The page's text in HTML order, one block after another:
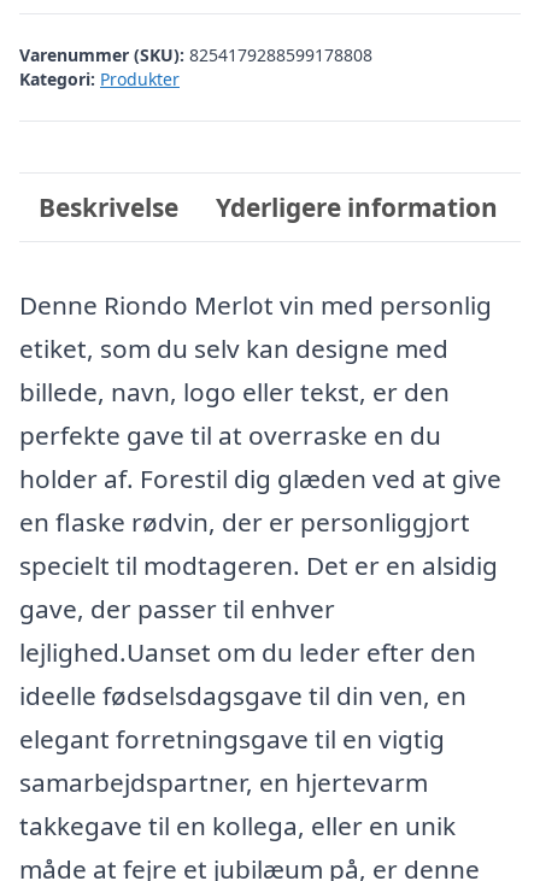
Varenummer (SKU): 8254179288599178808
Kategori: Produkter
Beskrivelse Yderligere information
Denne Riondo Merlot vin med personlig
etiket, som du selv kan designe med
billede, navn, logo eller tekst, er den
perfekte gave til at overraske en du
holder af. Forestil dig glæden ved at give
en flaske rødvin, der er personliggjort
specielt til modtageren. Det er en alsidig
gave, der passer til enhver
lejlighed.Uanset om du leder efter den
ideelle fødselsdagsgave til din ven, en
elegant forretningsgave til en vigtig
samarbejdspartner, en hjertevarm
takkegave til en kollega, eller en unik
måde at fejre et jubilæum på, er denne